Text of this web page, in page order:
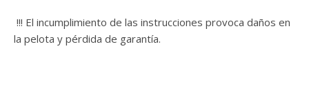
!!! El incumplimiento de las instrucciones provoca daños en
la pelota y pérdida de garantía.